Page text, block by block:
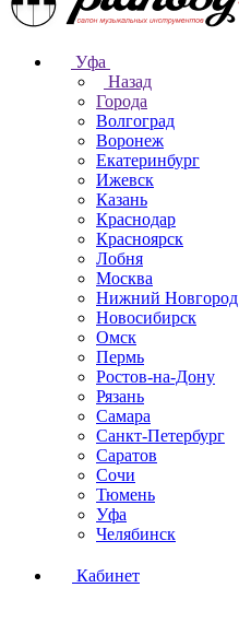
Уфа
Назад
Города
Волгоград
Воронеж
Екатеринбург
Ижевск
Казань
Краснодар
Красноярск
Лобня
Москва
Нижний Новгород
Новосибирск
Омск
Пермь
Ростов-на-Дону
Рязань
Самара
Санкт-Петербург
Саратов
Сочи
Тюмень
Уфа
Челябинск
Кабинет